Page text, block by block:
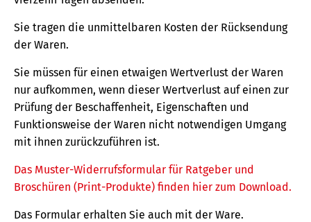
Sie tragen die unmittelbaren Kosten der Rücksendung
der Waren.
Sie müssen für einen etwaigen Wertverlust der Waren
nur aufkommen, wenn dieser Wertverlust auf einen zur
Prüfung der Beschaffenheit, Eigenschaften und
Funktionsweise der Waren nicht notwendigen Umgang
mit ihnen zurückzuführen ist.
Das Muster-Widerrufsformular für Ratgeber und
Broschüren (Print-Produkte) finden hier zum Download.
Das Formular erhalten Sie auch mit der Ware.